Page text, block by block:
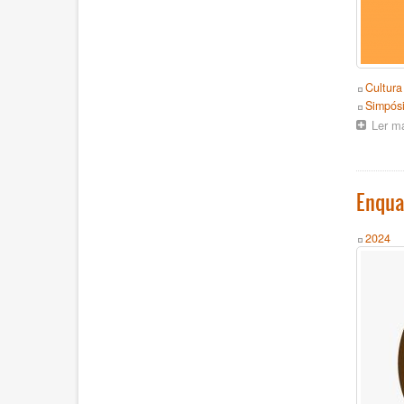
Topics
Cultura
Event
Ler
Year
2024